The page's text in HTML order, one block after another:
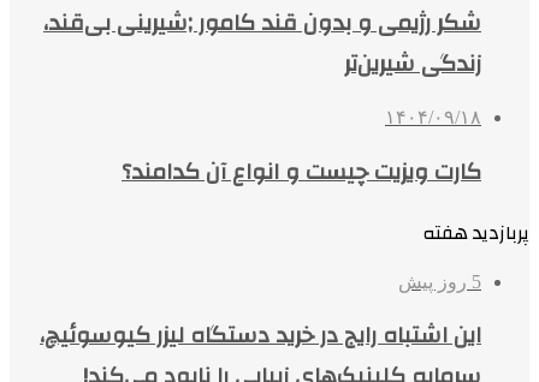
شکر رژیمی و بدون قند کامور ;شیرینی بی‌قند،
زندگی شیرین‌تر
۱۴۰۴/۰۹/۱۸
کارت ویزیت چیست و انواع آن کدامند؟
پربازدید هفته
5 روز پیش
این اشتباه رایج در خرید دستگاه لیزر کیوسوئیچ،